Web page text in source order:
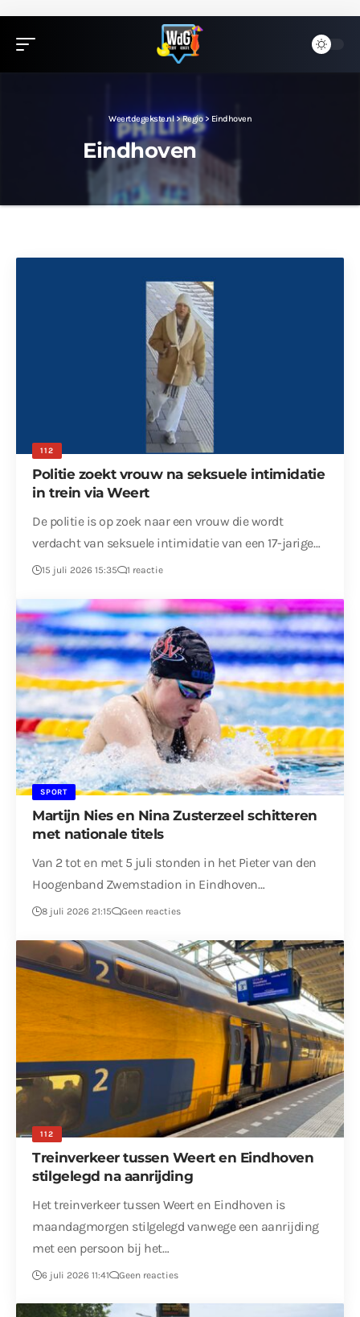
Weertdegekste.nl>Regio> Eindhoven
Eindhoven
112
Politie zoekt vrouw na seksuele intimidatie
in trein via Weert
De politie is op zoek naar een vrouw die wordt
verdacht van seksuele intimidatie van een 17-jarige…
15 juli 2026 15:35 1 reactie
SPORT
Martijn Nies en Nina Zusterzeel schitteren
met nationale titels
Van 2 tot en met 5 juli stonden in het Pieter van den
Hoogenband Zwemstadion in Eindhoven…
8 juli 2026 21:15 Geen reacties
112
Treinverkeer tussen Weert en Eindhoven
stilgelegd na aanrijding
Het treinverkeer tussen Weert en Eindhoven is
maandagmorgen stilgelegd vanwege een aanrijding
met een persoon bij het…
6 juli 2026 11:41 Geen reacties